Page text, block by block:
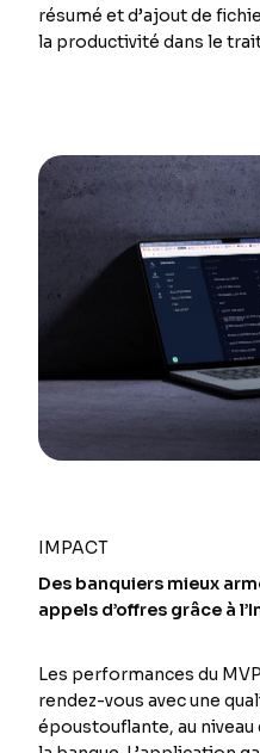
résumé et d’ajout de
la productivité dans le
IMPACT
Des banquiers mieux
appels d’offres grâce à
Les performances du
rendez-vous avec une
époustouflante, au